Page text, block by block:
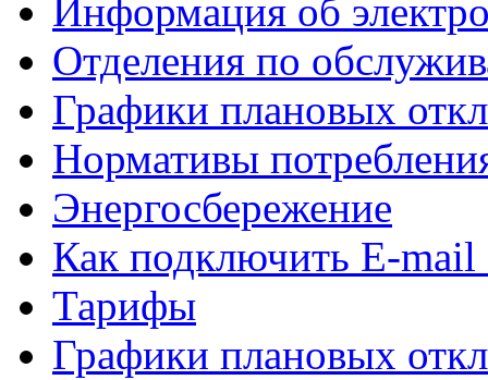
Информация об
Отделения по
Графики плановых
Нормативы
Энергосбережение
Как подключить E-
Тарифы
Графики плановых